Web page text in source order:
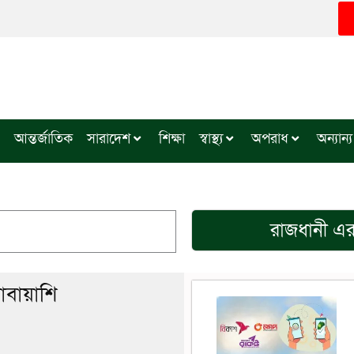
আন্তর্জাতিক সারাদেশ শিক্ষা স্বাস্থ্য অপরাধ অন্যান্য
রাজধানীএর